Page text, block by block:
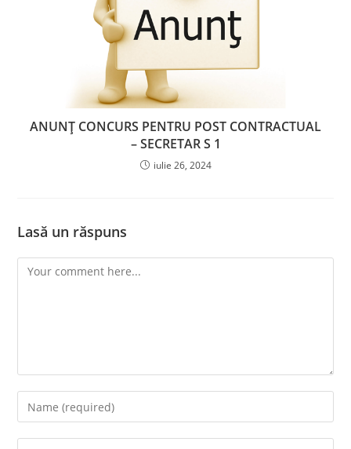
ANUNȚ CONCURS PENTRU POST CONTRACTUAL
– SECRETAR S 1
iulie 26, 2024
Lasă un răspuns
Comment
Enter
your
name